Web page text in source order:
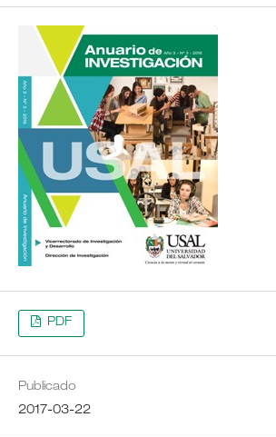
PDF
Publicado
2017-03-22